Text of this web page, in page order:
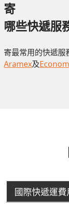
寄
哪些快遞服
寄最常用的快遞服
Aramex及
國際快遞運